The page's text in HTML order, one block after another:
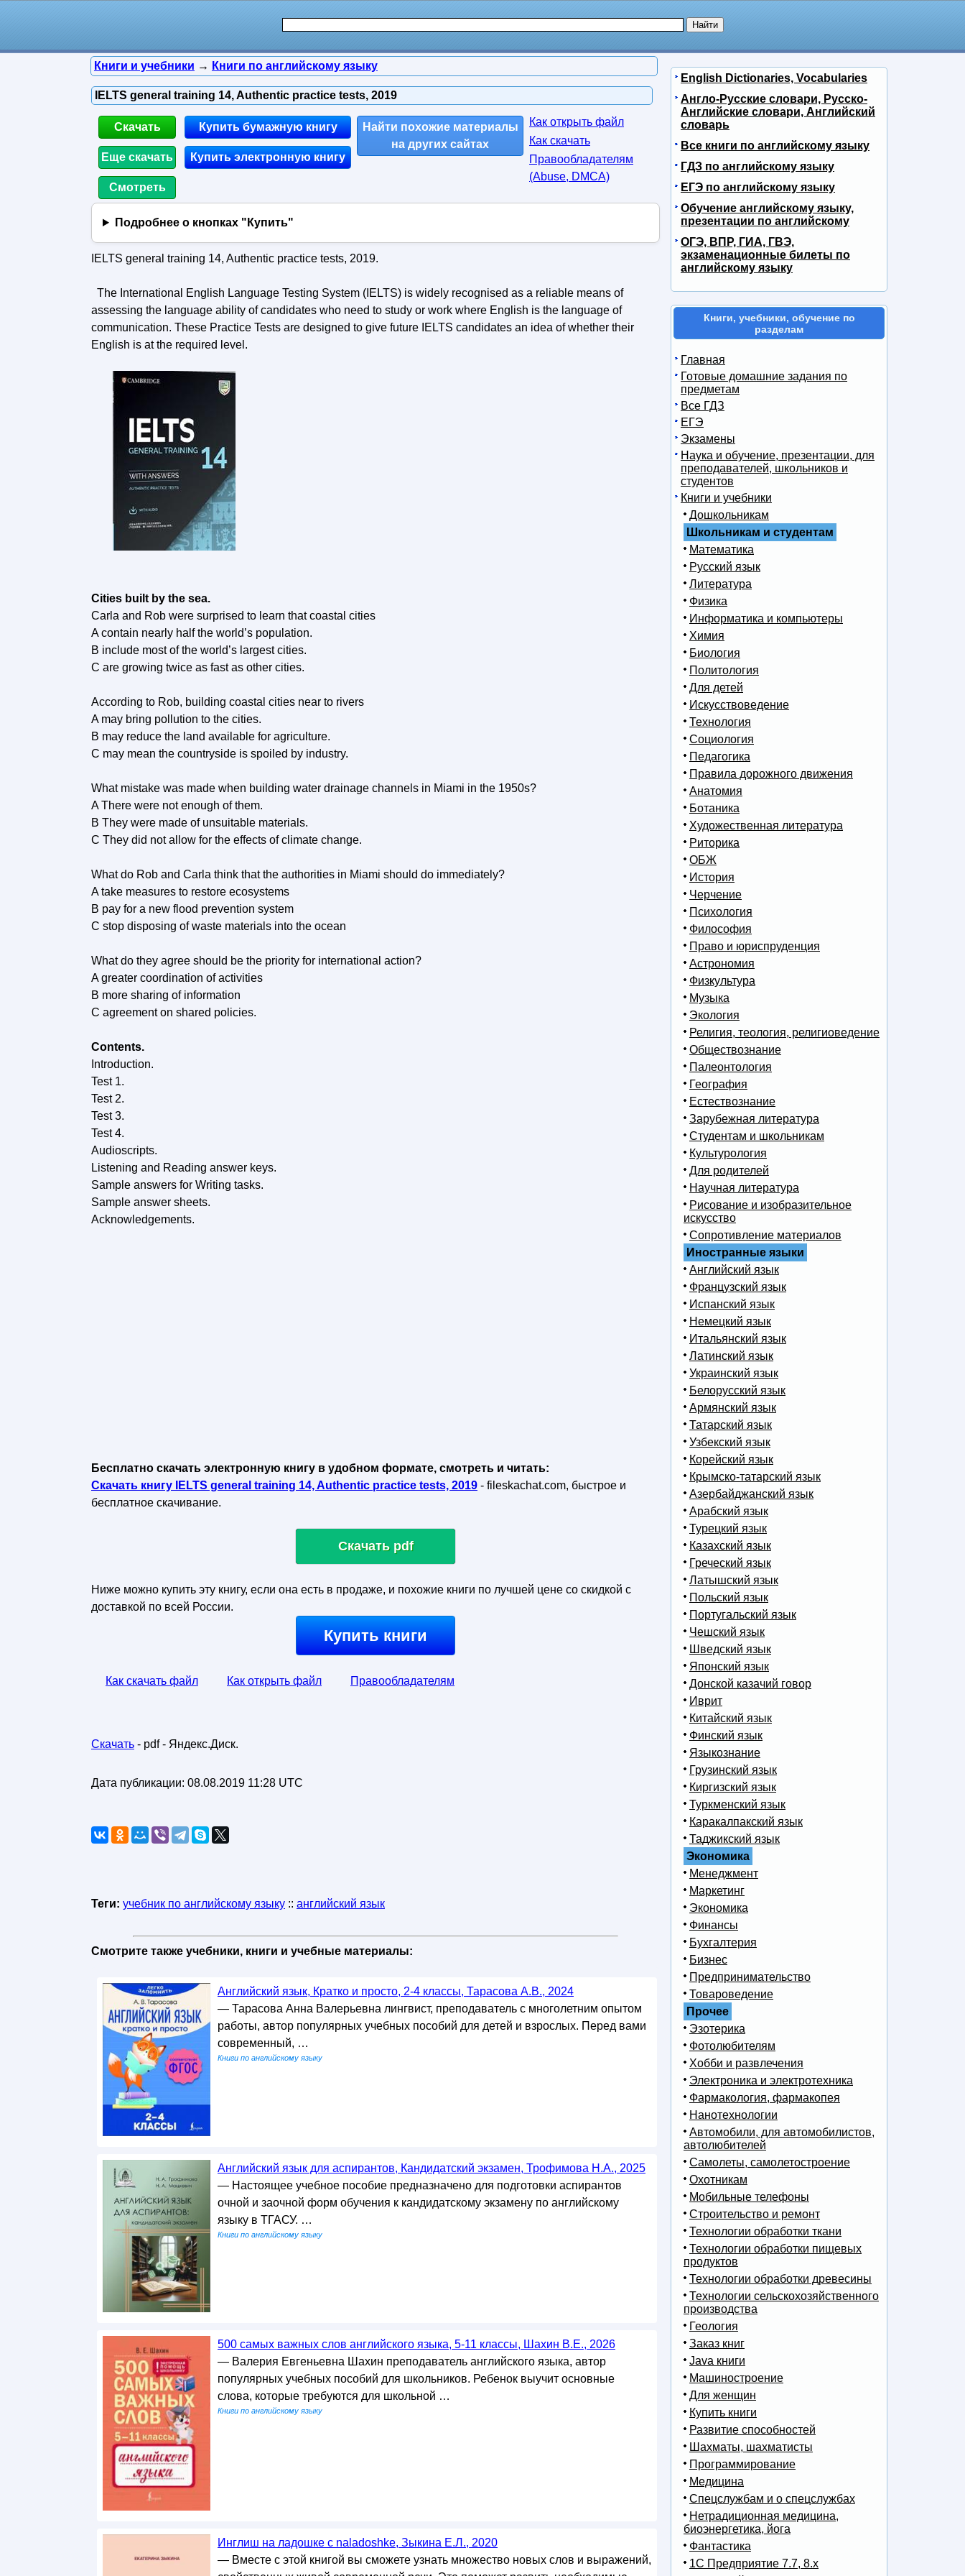
Книги и учебники → Книги по английскому языку
IELTS general training 14, Authentic practice tests, 2019
Скачать
Еще скачать
Смотреть
Купить бумажную книгу
Купить электронную книгу
Найти похожие материалы
на других сайтах
Как открыть файл
Как скачать
Правообладателям
(Abuse, DMСA)
Подробнее о кнопках "Купить"
IELTS general training 14, Authentic practice tests, 2019.
The International English Language Testing System (IELTS) is widely recognised as a reliable means of
assessing the language ability of candidates who need to study or work where English is the language of
communication. These Practice Tests are designed to give future IELTS candidates an idea of whether their
English is at the required level.
Cities built by the sea.
Carla and Rob were surprised to learn that coastal cities
A contain nearly half the world’s population.
В include most of the world’s largest cities.
C are growing twice as fast as other cities.
According to Rob, building coastal cities near to rivers
A may bring pollution to the cities.
В may reduce the land available for agriculture.
C may mean the countryside is spoiled by industry.
What mistake was made when building water drainage channels in Miami in the 1950s?
A There were not enough of them.
В They were made of unsuitable materials.
C They did not allow for the effects of climate change.
What do Rob and Carla think that the authorities in Miami should do immediately?
A take measures to restore ecosystems
В pay for a new flood prevention system
C stop disposing of waste materials into the ocean
What do they agree should be the priority for international action?
A greater coordination of activities
В more sharing of information
C agreement on shared policies.
Contents.
Introduction.
Test 1.
Test 2.
Test 3.
Test 4.
Audioscripts.
Listening and Reading answer keys.
Sample answers for Writing tasks.
Sample answer sheets.
Acknowledgements.
Бесплатно скачать электронную книгу в удобном формате, смотреть и читать:
Скачать книгу IELTS general training 14, Authentic practice tests, 2019 - fileskachat.com, быстрое и
бесплатное скачивание.
Скачать pdf
Ниже можно купить эту книгу, если она есть в продаже, и похожие книги по лучшей цене со скидкой с
доставкой по всей России.
Купить книги
Как скачать файл Как открыть файл Правообладателям
Скачать - pdf - Яндекс.Диск.
Дата публикации: 08.08.2019 11:28 UTC
Теги: учебник по английскому языку :: английский язык
Смотрите также учебники, книги и учебные материалы:
Английский язык, Кратко и просто, 2-4 классы, Тарасова А.В., 2024
— Тарасова Анна Валерьевна лингвист, преподаватель с многолетним опытом
работы, автор популярных учебных пособий для детей и взрослых. Перед вами
современный, …
Книги по английскому языку
Английский язык для аспирантов, Кандидатский экзамен, Трофимова Н.А., 2025
— Настоящее учебное пособие предназначено для подготовки аспирантов
очной и заочной форм обучения к кандидатскому экзамену по английскому
языку в ТГАСУ. …
Книги по английскому языку
500 самых важных слов английского языка, 5-11 классы, Шахин В.Е., 2026
— Валерия Евгеньевна Шахин преподаватель английского языка, автор
популярных учебных пособий для школьников. Ребенок выучит основные
слова, которые требуются для школьной …
Книги по английскому языку
Инглиш на ладошке с naladoshke, Зыкина Е.Л., 2020
— Вместе с этой книгой вы сможете узнать множество новых слов и выражений,
English Dictionaries, Vocabularies
Англо-Русские словари, Русско-
Английские словари, Английский
словарь
Все книги по английскому языку
ГДЗ по английскому языку
ЕГЭ по английскому языку
Обучение английскому языку,
презентации по английскому
ОГЭ, ВПР, ГИА, ГВЭ,
экзаменационные билеты по
английскому языку
Книги, учебники, обучение по
разделам
Главная
Готовые домашние задания по
предметам
Все ГДЗ
ЕГЭ
Экзамены
Наука и обучение, презентации, для
преподавателей, школьников и
студентов
Книги и учебники
Дошкольникам
Школьникам и студентам
Математика
Русский язык
Литература
Физика
Информатика и компьютеры
Химия
Биология
Политология
Для детей
Искусствоведение
Технология
Социология
Педагогика
Правила дорожного движения
Анатомия
Ботаника
Художественная литература
Риторика
ОБЖ
История
Черчение
Психология
Философия
Право и юриспруденция
Астрономия
Физкультура
Музыка
Экология
Религия, теология, религиоведение
Обществознание
Палеонтология
География
Естествознание
Зарубежная литература
Студентам и школьникам
Культурология
Для родителей
Научная литература
Рисование и изобразительное
искусство
Сопротивление материалов
Иностранные языки
Английский язык
Французский язык
Испанский язык
Немецкий язык
Итальянский язык
Латинский язык
Украинский язык
Белорусский язык
Армянский язык
Татарский язык
Узбекский язык
Корейский язык
Крымско-татарский язык
Азербайджанский язык
Арабский язык
Турецкий язык
Казахский язык
Греческий язык
Латышский язык
Польский язык
Португальский язык
Чешский язык
Шведский язык
Японский язык
Донской казачий говор
Иврит
Китайский язык
Финский язык
Языкознание
Грузинский язык
Киргизский язык
Туркменский язык
Каракалпакский язык
Таджикский язык
Экономика
Менеджмент
Маркетинг
Экономика
Финансы
Бухгалтерия
Бизнес
Предпринимательство
Товароведение
Прочее
Эзотерика
Фотолюбителям
Хобби и развлечения
Электроника и электротехника
Фармакология, фармакопея
Нанотехнологии
Автомобили, для автомобилистов,
автолюбителей
Самолеты, самолетостроение
Охотникам
Мобильные телефоны
Строительство и ремонт
Технологии обработки ткани
Технологии обработки пищевых
продуктов
Технологии обработки древесины
Технологии сельскохозяйственного
производства
Геология
Заказ книг
Java книги
Машиностроение
Для женщин
Купить книги
Развитие способностей
Шахматы, шахматисты
Программирование
Медицина
Спецслужбам и о спецслужбах
Нетрадиционная медицина,
биоэнергетика, йога
Фантастика
1С Предприятие 7.7, 8.x